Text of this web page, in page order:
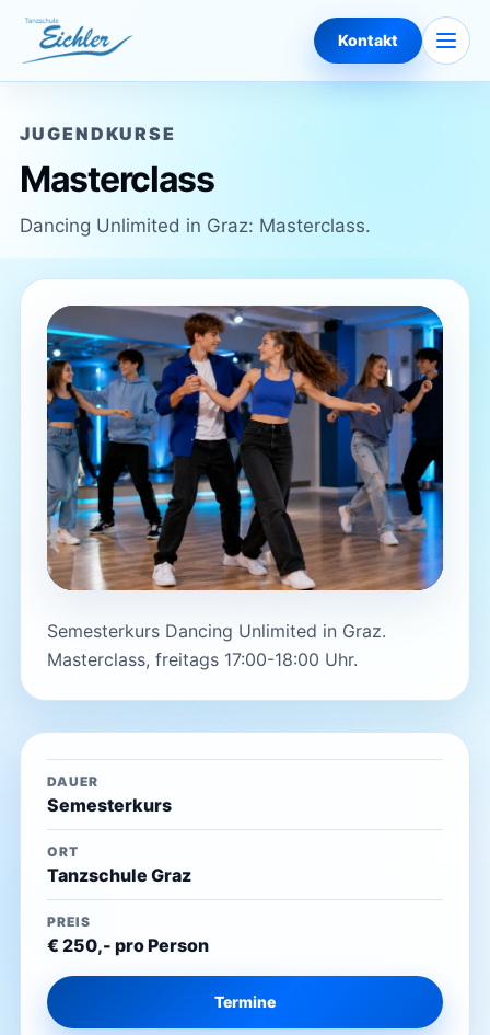
Kontakt
JUGENDKURSE
Masterclass
Dancing Unlimited in Graz: Masterclass.
Semesterkurs Dancing Unlimited in Graz.
Masterclass, freitags 17:00-18:00 Uhr.
DAUER
Semesterkurs
ORT
Tanzschule Graz
PREIS
€ 250,- pro Person
Termine